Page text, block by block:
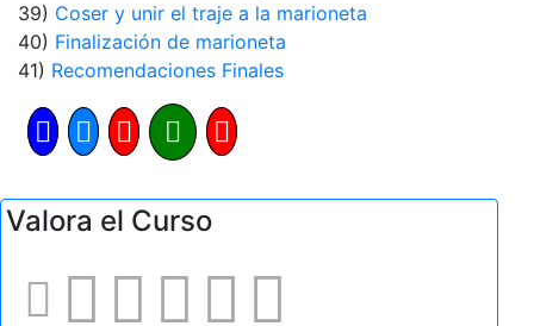
39) Coser y unir el traje a la marioneta
40) Finalización de marioneta
41) Recomendaciones Finales
Valora el Curso